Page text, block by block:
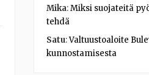
Mika:Miksi suojateitä
tehdä
Satu:Valtuustoaloite
kunnostamisesta